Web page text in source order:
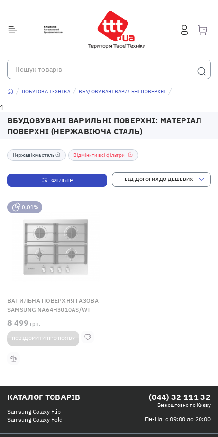
ПОБУТОВА ТЕХНІКА ВБУДОВУВАНІ ВАРИЛЬНІ ПОВЕРХНІ
1
ВБУДОВУВАНІ ВАРИЛЬНІ ПОВЕРХНІ: МАТЕРІАЛ
ПОВЕРХНІ (НЕРЖАВІЮЧА СТАЛЬ)
0,01%
ВАРИЛЬНА ПОВЕРХНЯ ГАЗОВА
SAMSUNG NA64H3010AS/WT
8 499 грн.
ПОВІДОМИТИ ПРО ПОЯВУ
Нержавіюча сталь Відмінити всі фільтри
ФІЛЬТР
КАТАЛОГ ТОВАРІВ
Samsung Galaxy Flip
Samsung Galaxy Fold
(044) 32 111 32
Безкоштовно по Києву
Пн-Нд: с 09:00 до 20:00